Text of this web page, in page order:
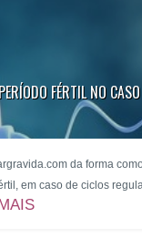
FÉRTIL NO
da forma
em caso de ciclos